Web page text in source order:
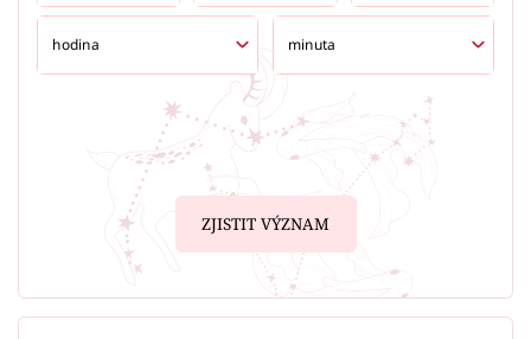
ZJISTIT VÝZNAM